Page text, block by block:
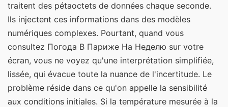
traitent des pétaoctets de données chaque seconde.
Ils injectent ces informations dans des modèles
numériques complexes. Pourtant, quand vous
consultez Погода В Париже На Неделю sur votre
écran, vous ne voyez qu'une interprétation simplifiée,
lissée, qui évacue toute la nuance de l'incertitude. Le
problème réside dans ce qu'on appelle la sensibilité
aux conditions initiales. Si la température mesurée à la